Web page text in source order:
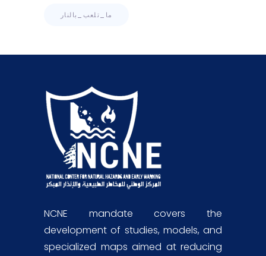
ما_تلعب_بالنار
NCNE mandate covers the
development of studies, models, and
specialized maps aimed at reducing